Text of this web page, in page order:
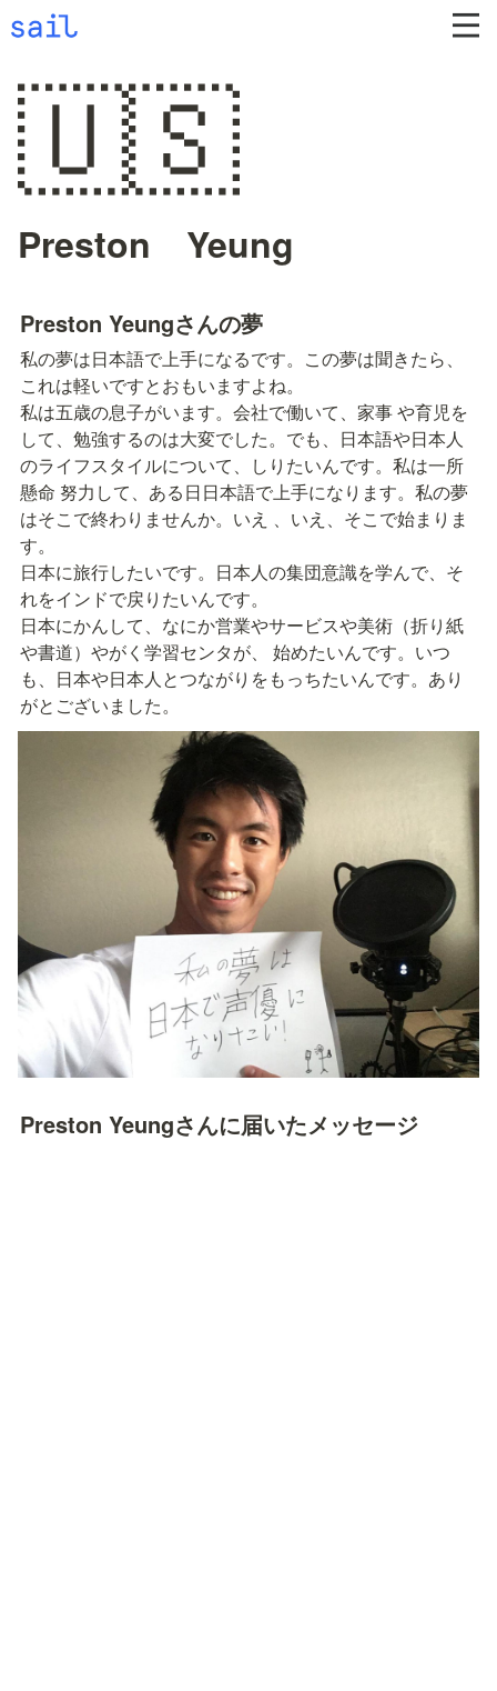
🇺🇸
Preston Yeung
Preston Yeungさんの夢
私の夢は日本語で上手になるです。この夢は聞きたら、
これは軽いですとおもいますよね。
私は五歳の息子がいます。会社で働いて、家事 や育児を
して、勉強するのは大変でした。でも、日本語や日本人
のライフスタイルについて、しりたいんです。私は一所
懸命 努力して、ある日日本語で上手になります。私の夢
はそこで終わりませんか。いえ 、いえ、そこで始まりま
す。
日本に旅行したいです。日本人の集団意識を学んで、そ
れをインドで戻りたいんです。
日本にかんして、なにか営業やサービスや美術（折り紙
や書道）やがく学習センタが、 始めたいんです。いつ
も、日本や日本人とつながりをもっちたいんです。あり
がとございました。
Preston Yeungさんに届いたメッセージ